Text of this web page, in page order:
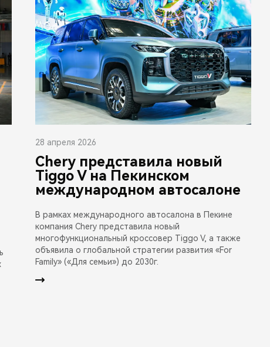
28 апреля 2026
Chery представила новый
Tiggo V на Пекинском
международном автосалоне
В рамках международного автосалона в Пекине
компания Chery представила новый
многофункциональный кроссовер Tiggo V, а также
объявила о глобальной стратегии развития «For
Family» («Для семьи») до 2030г.